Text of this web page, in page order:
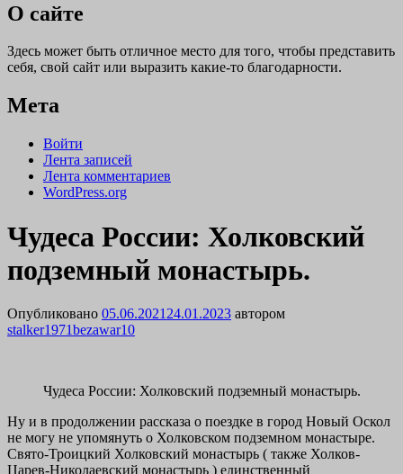
О сайте
Здесь может быть отличное место для того, чтобы представить
себя, свой сайт или выразить какие-то благодарности.
Мета
Войти
Лента записей
Лента комментариев
WordPress.org
Чудеса России: Холковский
подземный монастырь.
Опубликовано 05.06.2021 24.01.2023 автором
stalker1971bezawar10
Чудеса России: Холковский подземный монастырь.
Ну и в продолжении рассказа о поездке в город Новый Оскол
не могу не упомянуть о Холковском подземном монастыре.
Свято-Троицкий Холковский монастырь ( также Холков-
Царев-Николаевский монастырь ) единственный